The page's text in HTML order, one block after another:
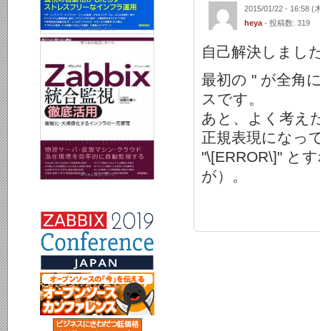
2015/01/22 - 16:58 (
heya - 投稿数: 319
自己解決しまし
最初の " が全角
スです。
あと、よく考え
正規表現になっ
"\[ERROR\]" と
が）。